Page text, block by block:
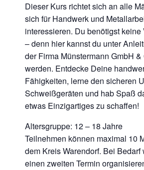
Dieser Kurs richtet sich an alle
sich für Handwerk und
interessieren. Du benötigst keine
– denn hier kannst du unter
der Firma Münstermann GmbH
werden. Entdecke Deine
Fähigkeiten, lerne den sicheren
Schweißgeräten und hab Spaß
etwas Einzigartiges zu schaffen!
Altersgruppe: 12 – 18 Jahre
Teilnehmen können maximal 10
dem Kreis Warendorf. Bei Bedarf
einen zweiten Termin